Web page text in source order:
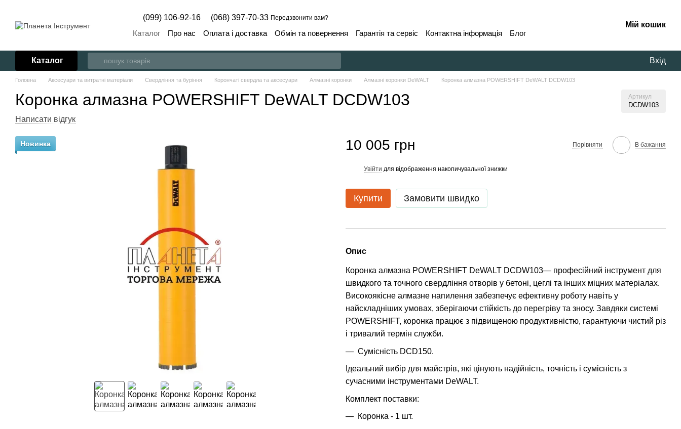
(099) 106-92-16 (068) 397-70-33 Передзвонити вам?
Каталог Про нас Оплата і доставка Обмін та повернення Гарантія та сервіс Контактна інформація Блог
Мій кошик
Каталог Вхід
Головна Аксесуари та витратні матеріали Свердління та буріння Корончаті свердла та аксесуари Алмазні коронки Алмазні коронки DeWALT Коронка алмазна POWERSHIFT DeWALT DCDW103
Коронка алмазна POWERSHIFT DeWALT DCDW103 Артикул
DCDW103
Написати відгук
Новинка 10 005 грн Порівняти В бажання
Увійти для відображення накопичувальної знижки
Купити Замовити швидко
Опис
Коронка алмазна POWERSHIFT DeWALT DCDW103— професійний інструмент для
швидкого та точного свердління отворів у бетоні, цеглі та інших міцних матеріалах.
Високоякісне алмазне напилення забезпечує ефективну роботу навіть у
найскладніших умовах, зберігаючи стійкість до перегріву та зносу. Завдяки системі
POWERSHIFT, коронка працює з підвищеною продуктивністю, гарантуючи чистий різ
і тривалий термін служби.
Сумісність DCD150.
Ідеальний вибір для майстрів, які цінують надійність, точність і сумісність з
сучасними інструментами DeWALT.
Комплект поставки:
Коронка - 1 шт.